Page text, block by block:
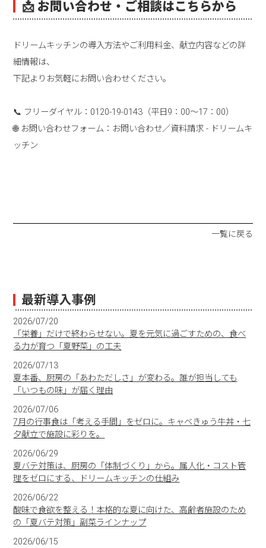
📩 お問い合わせ・ご相談はこちらから
ドリームキッチンの導入方法やご利用料金、献立内容などの詳
細情報は、
下記よりお気軽にお問い合わせください。
📞 フリーダイヤル：0120-19-0143（平日9：00～17：00）
🌐 お問い合わせフォーム： お問い合わせ／資料請求 - ドリームキ
ッチン
一覧に戻る
最新導入事例
2026/07/20
「栄養」だけで終わらせない。夏を元気に過ごすための、食べ
る力が育つ「夏野菜」の工夫
2026/07/13
夏本番、厨房の「あわただしさ」が変わる。誰が担当しても
「いつもの味」が届く理由
2026/07/06
7月の行事食は「考える手間」をゼロに。キャベきゅう牛丼・七
夕献立で施設に彩りを。
2026/06/29
夏バテ対策は、厨房の「体制づくり」から。属人化・コスト管
理をゼロにする、ドリームキッチンの仕組み
2026/06/22
酸味で食欲を整える！本格的な夏に向けた、高齢者施設のため
の「夏バテ対策」副菜ラインナップ
2026/06/15